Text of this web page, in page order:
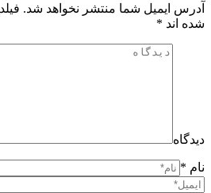
آدرس ایمیل شما منتشر نخواهد شد.
شده اند *
دیدگاه
نام *